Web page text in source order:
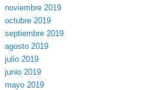
noviembre 2019
octubre 2019
septiembre 2019
agosto 2019
julio 2019
junio 2019
mayo 2019